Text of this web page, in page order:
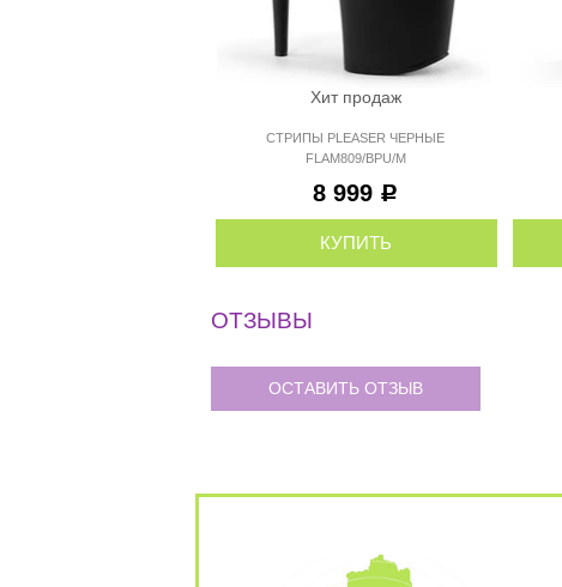
Хит продаж
СТРИПЫ PLEASER ЧЕРНЫЕ
FLAM809/BPU/M
8 999 Р
КУПИТЬ
ОТЗЫВЫ
ОСТАВИТЬ ОТЗЫВ